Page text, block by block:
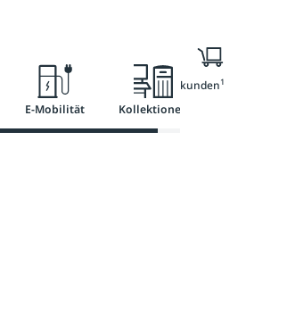
E-Mobilität Kollektionen
Nur für Geschäftskunden1